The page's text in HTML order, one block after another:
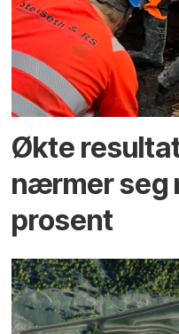
Økte
nærmer seg
prosent